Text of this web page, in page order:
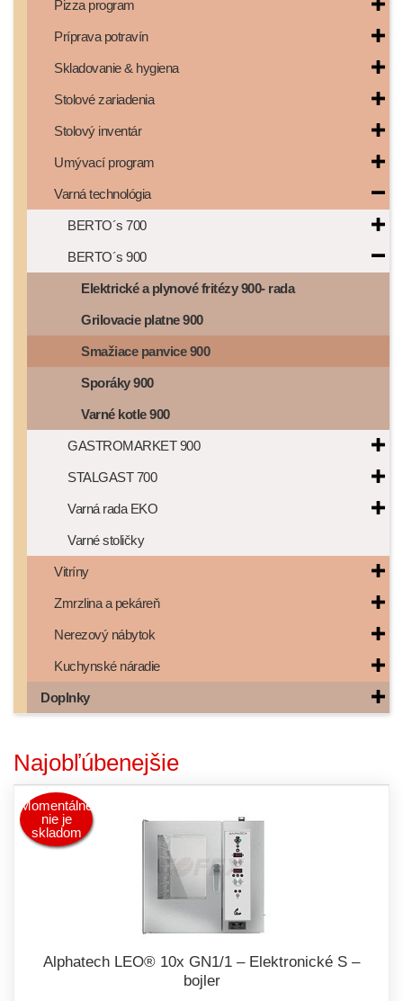
Pizza program
Príprava potravín
Skladovanie & hygiena
Stolové zariadenia
Stolový inventár
Umývací program
Varná technológia
BERTO´s 700
BERTO´s 900
Elektrické a plynové fritézy 900- rada
Grilovacie platne 900
Smažiace panvice 900
Sporáky 900
Varné kotle 900
GASTROMARKET 900
STALGAST 700
Varná rada EKO
Varné stoličky
Vitríny
Zmrzlina a pekáreň
Nerezový nábytok
Kuchynské náradie
Doplnky
Najobľúbenejšie
Momentálne
nie je
skladom
Alphatech LEO® 10x GN1/1 – Elektronické S –
bojler